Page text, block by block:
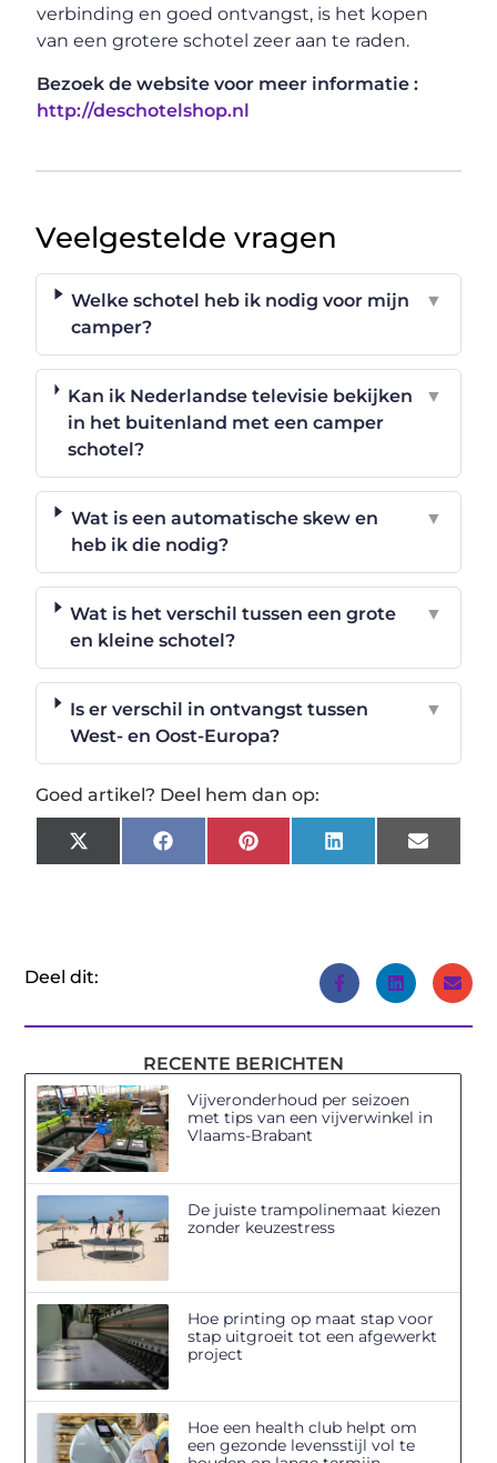
verbinding en goed ontvangst, is het kopen
van een grotere schotel zeer aan te raden.
Bezoek de website voor meer informatie :
http://deschotelshop.nl
Veelgestelde vragen
Welke schotel heb ik nodig voor mijn
camper?
▼
Kan ik Nederlandse televisie bekijken
in het buitenland met een camper
schotel?
▼
Wat is een automatische skew en
heb ik die nodig?
▼
Wat is het verschil tussen een grote
en kleine schotel?
▼
Is er verschil in ontvangst tussen
West- en Oost-Europa?
▼
Goed artikel? Deel hem dan op:
X
(Twitter)
FacebookPinterestLinkedInEmail
Deel dit:
RECENTE BERICHTEN
Vijveronderhoud per seizoen
met tips van een vijverwinkel in
Vlaams-Brabant
De juiste trampolinemaat kiezen
zonder keuzestress
Hoe printing op maat stap voor
stap uitgroeit tot een afgewerkt
project
Hoe een health club helpt om
een gezonde levensstijl vol te